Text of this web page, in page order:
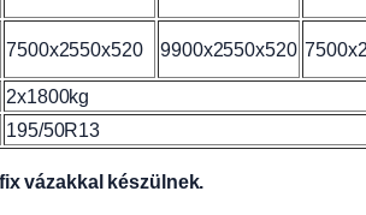
7500x2550x520 9900x2550x520
2x1800kg
195/50R13
vázakkal készülnek.